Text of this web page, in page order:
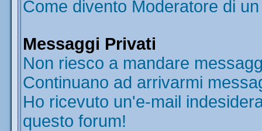
Come divento Moderatore di
Messaggi Privati
Non riesco a mandare
Continuano ad arrivarmi
Ho ricevuto un'e-mail
questo forum!